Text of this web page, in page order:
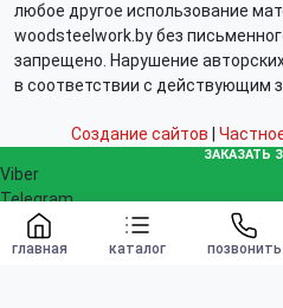
главная каталог позвонить
любое другое использование
woodsteelwork.by без
запрещено. Нарушение
в соответствии с действующим
Создание сайтов
ЗАКАЗАТЬ
Viber
Telegram
WhatsApp
info@woodsteelwork.by